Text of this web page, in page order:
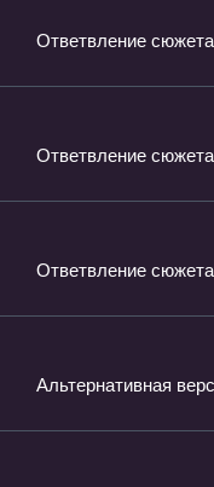
Ответвление
Ответвление
Ответвление
Альтернативная